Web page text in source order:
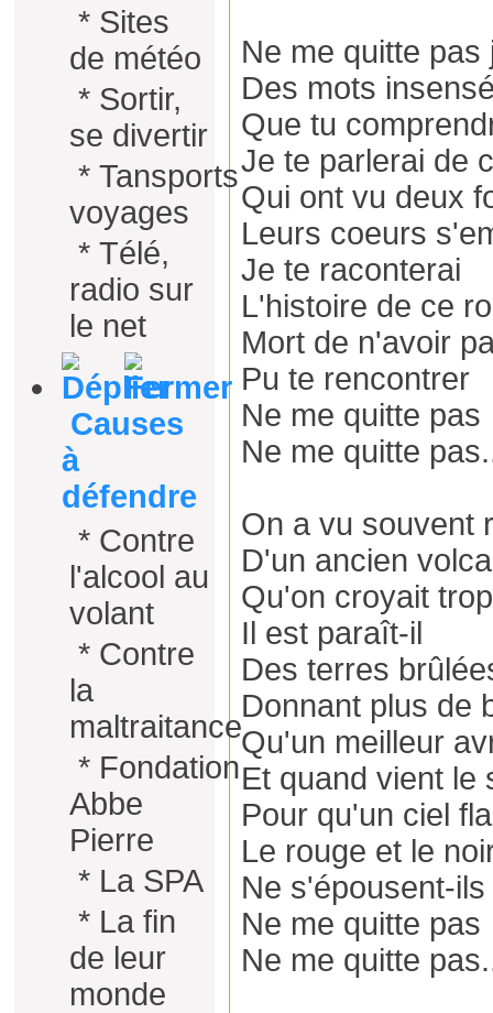
* Sites
de météo
* Sortir,
se divertir
* Tansports
voyages
* Télé,
radio sur
le net
Causes
à
défendre
* Contre
l'alcool au
volant
* Contre
la
maltraitance
* Fondation
Abbe
Pierre
* La SPA
* La fin
de leur
monde
Ne me quitte pas
Des mots
Que tu
Je te parlerai de
Qui ont vu deux
Leurs coeurs
Je te raconterai
L'histoire de ce
Mort de n'avoir
Pu te rencontrer
Ne me quitte pas
Ne me quitte
On a vu souvent
D'un ancien
Qu'on croyait
Il est paraît-il
Des terres
Donnant plus de
Qu'un meilleur
Et quand vient le
Pour qu'un ciel
Le rouge et le
Ne s'épousent-
Ne me quitte pas
Ne me quitte